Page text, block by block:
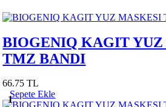
BIOGENIQ KAGIT
TMZ BANDI
66.75 TL
1
Sepete Ekle